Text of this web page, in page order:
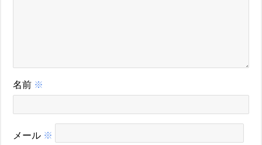
名前 ※
メール ※